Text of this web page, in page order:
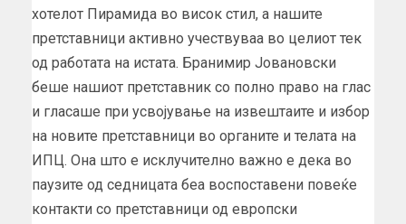
хотелот Пирамида во висок стил, а нашите
претставници активно учествуваа во целиот тек
од работата на истата. Бранимир Јовановски
беше нашиот претставник со полно право на глас
и гласаше при усвојување на извештаите и избор
на новите претставници во органите и телата на
ИПЦ. Она што е исклучително важно е дека во
паузите од седницата беа воспоставени повеќе
контакти со претставници од европски